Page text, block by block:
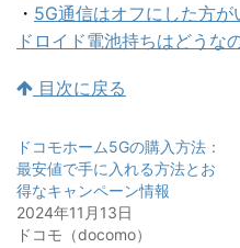
・ 5G通信はオフにした方
ドロイド電池持ちはどうな
目次に戻る
ドコモホーム5Gの購入方法：
最安値で手に入れる方法とお
得なキャンペーン情報
2024年11月13日
ドコモ（docomo）